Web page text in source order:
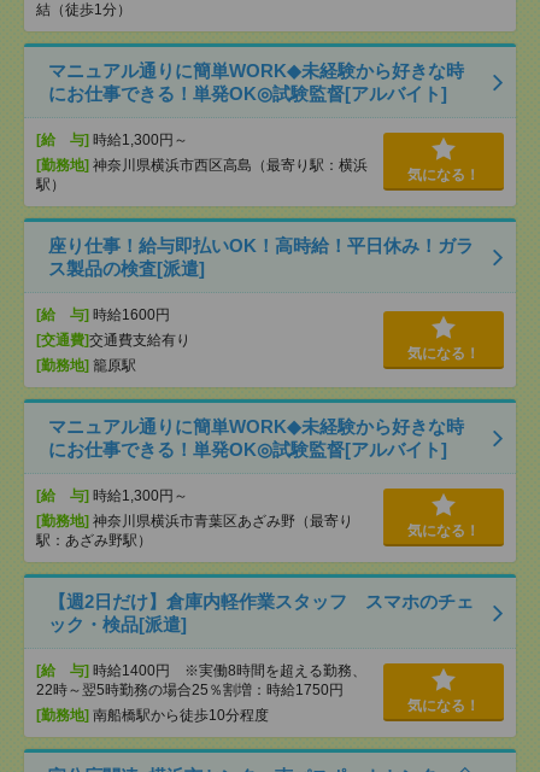
結（徒歩1分）
マニュアル通りに簡単WORK◆未経験から好きな時
にお仕事できる！単発OK◎試験監督[アルバイト]
[給 与] 時給1,300円～
[勤務地] 神奈川県横浜市西区高島（最寄り駅：横浜
駅）
気になる！
座り仕事！給与即払いOK！高時給！平日休み！ガラ
ス製品の検査[派遣]
[給 与] 時給1600円
[交通費]交通費支給有り
[勤務地] 籠原駅
気になる！
マニュアル通りに簡単WORK◆未経験から好きな時
にお仕事できる！単発OK◎試験監督[アルバイト]
[給 与] 時給1,300円～
[勤務地] 神奈川県横浜市青葉区あざみ野（最寄り
駅：あざみ野駅）
気になる！
【週2日だけ】倉庫内軽作業スタッフ スマホのチェ
ック・検品[派遣]
[給 与] 時給1400円 ※実働8時間を超える勤務、
22時～翌5時勤務の場合25％割増：時給1750円
[勤務地] 南船橋駅から徒歩10分程度
気になる！